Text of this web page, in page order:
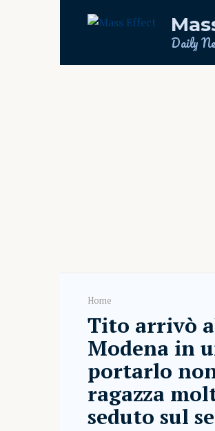
Daily
Home
Tito arrivò
Modena in
portarlo
ragazza
seduto sul